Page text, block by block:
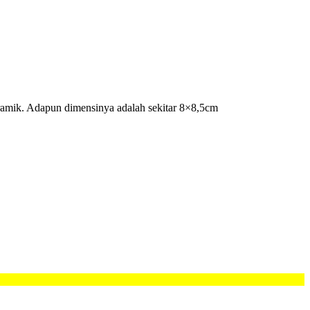
Adapun dimensinya adalah sekitar 8×8,5cm